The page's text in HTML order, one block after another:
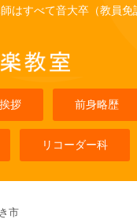
はすべて音大卒（教員免
拶 前身略歴
リコーダー科
市